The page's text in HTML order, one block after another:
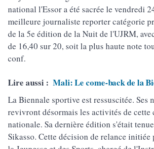
national l'Essor a été sacrée le vendredi
meilleure journaliste reporter catégorie
de la 5e édition de la Nuit de l'UJRM,
de 16,40 sur 20, soit la plus haute note
conf.
Lire aussi : Mali: Le come-back de la
La Biennale sportive est ressuscitée. Ses
revivront désormais les activités de cette
nationale. Sa dernière édition s'était
Sikasso. Cette décision de relance initiée